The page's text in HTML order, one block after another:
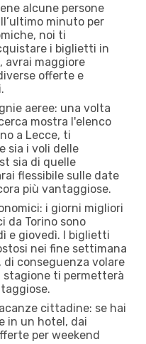
alcune persone
minuto per
noi ti
i biglietti in
avrai maggiore
offerte e
aeree: una volta
mostra l'elenco
a Lecce, ti
sia i voli delle
sia di quelle
flessibile sulle date
più vantaggiose.
i giorni migliori
da Torino sono
e giovedì. I biglietti
nei fine settimana
di conseguenza volare
ti permetterà
cittadine: se hai
in un hotel, dai
per weekend